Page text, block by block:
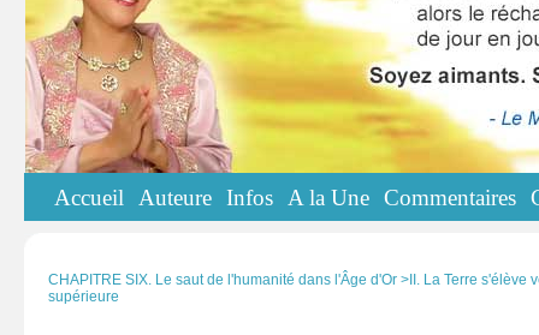
Accueil Auteure Infos A la Une Commentaires
CHAPITRE SIX. Le saut de l'humanité dans l'Âge d'Or >II. La Terre s'élève
supérieure